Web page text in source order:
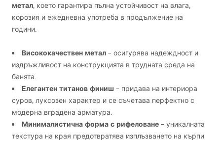
метал, което гарантира пълна устойчивост на влага,
корозия и ежедневна употреба в продължение на
години.
Висококачествен метал – осигурява надеждност и
издръжливост на конструкцията в трудната среда на
банята.
Елегантен титанов финиш – придава на интериора
суров, луксозен характер и се съчетава перфектно с
модерна вградена арматура.
Минималистична форма с рифеловане – уникалната
текстура на края предотвратява изплъзването на кърпи